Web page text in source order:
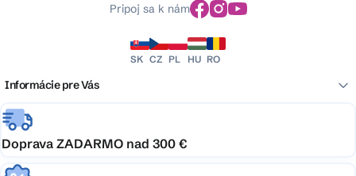
Pripoj sa k nám
SK CZ PL HU RO
Informácie pre Vás
Doprava ZADARMO nad 300 €